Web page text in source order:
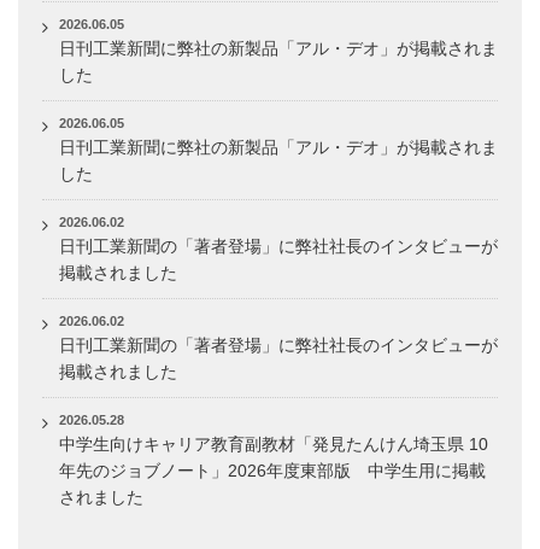
2026.06.05
日刊工業新聞に弊社の新製品「アル・デオ」が掲載されま
した
2026.06.05
日刊工業新聞に弊社の新製品「アル・デオ」が掲載されま
した
2026.06.02
日刊工業新聞の「著者登場」に弊社社長のインタビューが
掲載されました
2026.06.02
日刊工業新聞の「著者登場」に弊社社長のインタビューが
掲載されました
2026.05.28
中学生向けキャリア教育副教材「発見たんけん埼玉県 10
年先のジョブノート」2026年度東部版 中学生用に掲載
されました